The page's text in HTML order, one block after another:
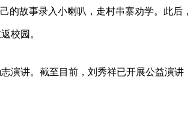
的故事录入小喇叭，走村串寨劝学。此后，
校园。
演讲。截至目前，刘秀祥已开展公益演讲